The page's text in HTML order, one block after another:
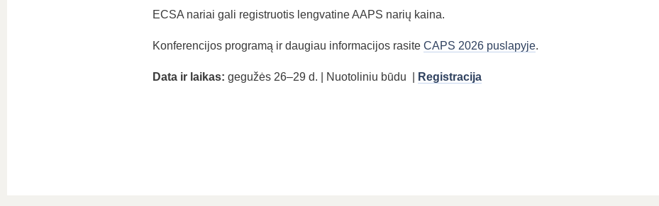
ECSA nariai gali registruotis lengvatine AAPS narių kaina.
Konferencijos programą ir daugiau informacijos rasite CAPS 2026 puslapyje.
Data ir laikas: gegužės 26–29 d. | Nuotoliniu būdu Registracija